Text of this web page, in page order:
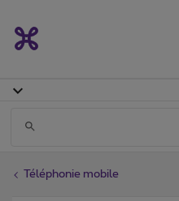
Téléphonie mobile